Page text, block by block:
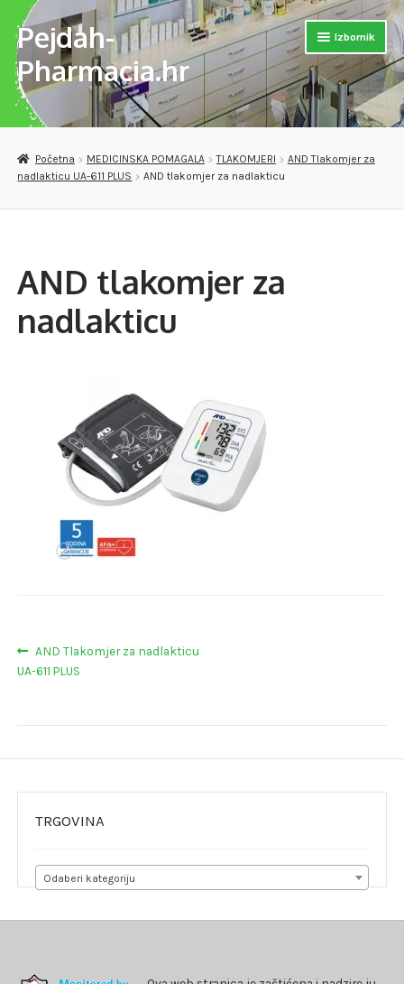
Preskoči
na
navigaciju
Skoči
do
sadržaja
Pejdah-
Pharmacia.hr
Izbornik
Naslovnica
Otvori
DJEČJE PAPUČE
VERSET PARFEMI
Početna MEDICINSKA POMAGALA TLAKOMJERI
AND Tlakomjer za
nadlakticu UA-611 PLUS
AND tlakomjer za nadlakticu
AND tlakomjer za
nadlakticu
Navigacija
objava
Prethodna
objava:
AND Tlakomjer za nadlakticu
UA-611 PLUS
TRGOVINA
Odaberi kategoriju